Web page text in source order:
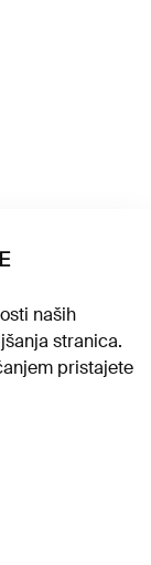
naših
stranica.
pristajete